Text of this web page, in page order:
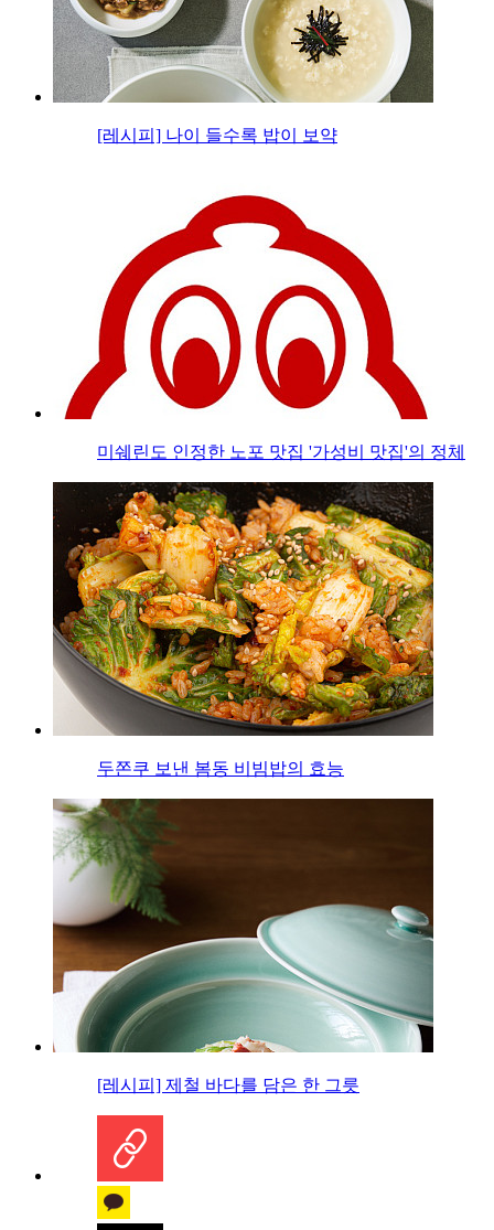
[레시피] 나이 들수록 밥이 보약
미쉐린도 인정한 노포 맛집 '가성비 맛집'의 정체
두쫀쿠 보낸 봄동 비빔밥의 효능
[레시피] 제철 바다를 담은 한 그릇